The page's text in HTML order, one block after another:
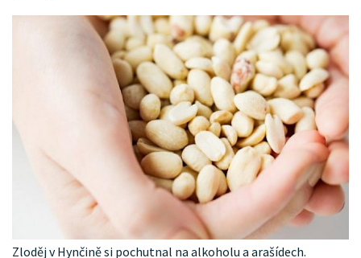
KATALOG FIREM
Zloděj v Hynčině si pochutnal na alkoholu a arašídech.